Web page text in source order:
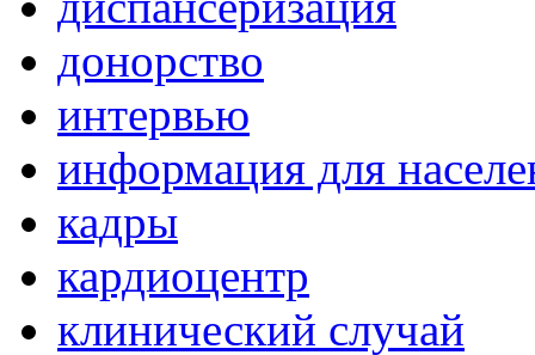
донорство
интервью
информация для
кадры
кардиоцентр
клинический случай